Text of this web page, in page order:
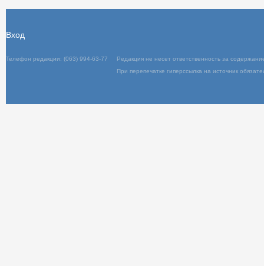
Телефон редакции: (063) 994-63-77
При